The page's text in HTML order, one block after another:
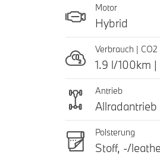
Motor
Hybrid
Verbrauch | CO2
1.9 l/100km |
Antrieb
Allradantrieb
Polsterung
Stoff, -/